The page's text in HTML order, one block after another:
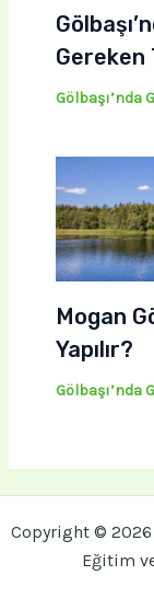
Gereken
Gölbaşı’nda
Mogan
Yapılır?
Gölbaşı’nda
Copyright © 2026
Eğitim